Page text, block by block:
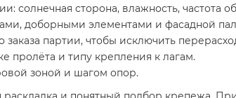
солнечная сторона, влажность, частота
доборными элементами и фасадной
партии, чтобы исключить
пролёта и типу крепления к лагам.
зоной и шагом опор.